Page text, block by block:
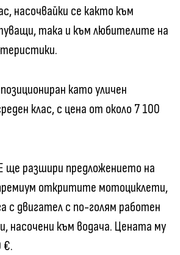
насочвайки се както към
така и към любителите на
като уличен
клас, с цена от около 7 100
ще разшири предложението на
откритите мотоциклети,
с двигател с по-голям работен
насочени към водача. Цената му
€.